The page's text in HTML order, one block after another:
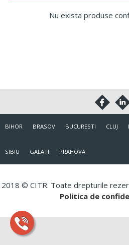
Nu exista produse
BIHOR BRASOV BUCURESTI CLUJ
SIBIU GALATI PRAHOVA
2018 © CITR. Toate drepturile
Politica de